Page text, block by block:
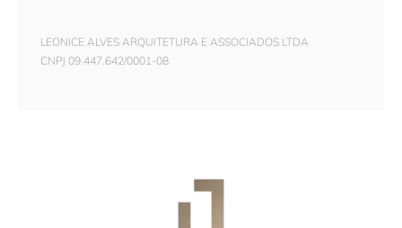
LEONICE ALVES ARQUITETURA E ASSOCIADOS LTDA
CNPJ 09.447.642/0001-08